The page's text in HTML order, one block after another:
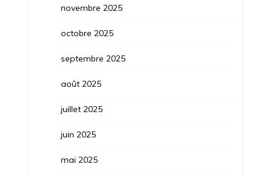
novembre 2025
octobre 2025
septembre 2025
août 2025
juillet 2025
juin 2025
mai 2025